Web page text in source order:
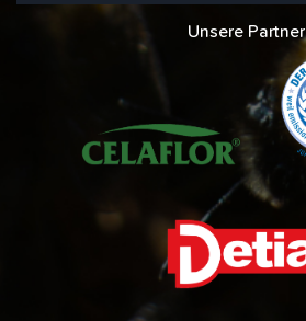
Unsere Partner